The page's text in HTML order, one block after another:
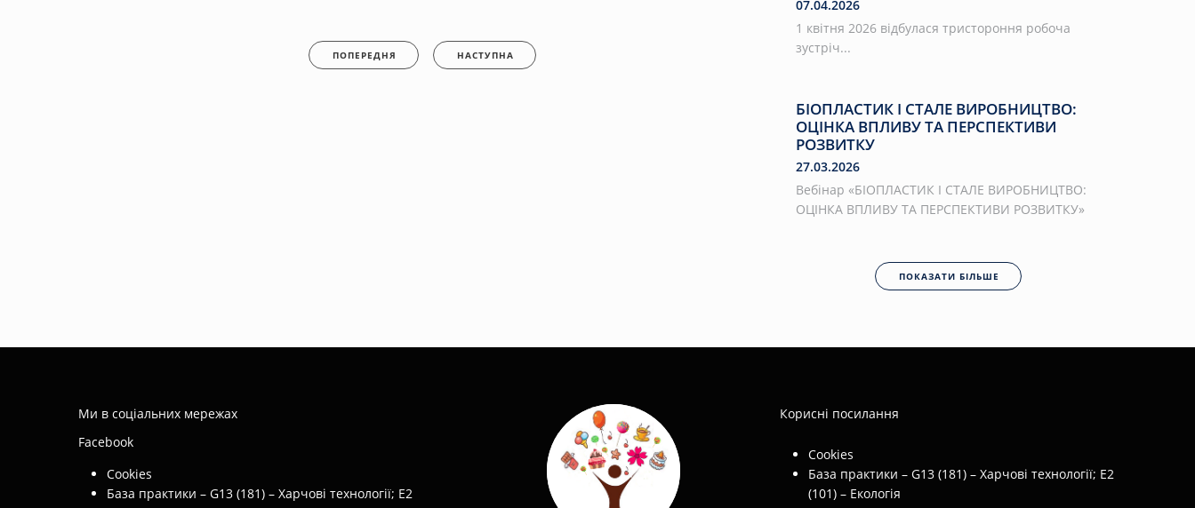
ПОПЕРЕДНЯ НАСТУПНА
07.04.2026
1 квітня 2026 відбулася тристороння робоча
зустріч...
БІОПЛАСТИК І СТАЛЕ ВИРОБНИЦТВО:
ОЦІНКА ВПЛИВУ ТА ПЕРСПЕКТИВИ
РОЗВИТКУ
27.03.2026
Вебінар «БІОПЛАСТИК І СТАЛЕ ВИРОБНИЦТВО:
ОЦІНКА ВПЛИВУ ТА ПЕРСПЕКТИВИ РОЗВИТКУ»
ПОКАЗАТИ БІЛЬШЕ
Ми в соціальних мережах
Facebook
Cookies
База практики – G13 (181) – Харчові технології; E2
Корисні посилання
Cookies
База практики – G13 (181) – Харчові технології; E2
(101) – Екологія